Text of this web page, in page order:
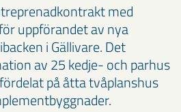
med
uppförandet av nya
i Gällivare. Det
av 25 kedje- och parhus
på åtta tvåplanshus